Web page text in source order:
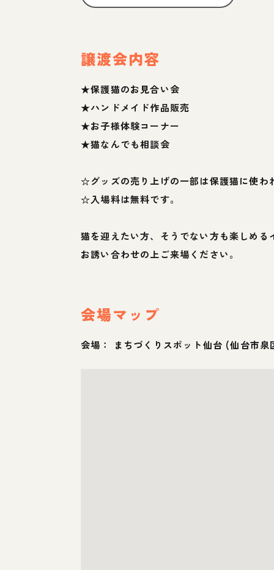
譲渡会内容
★保護猫のお見合い会
★ハンドメイド作品販売
★お子様体験コーナー
★猫なんでも相談会
☆グッズの売り上げの一部は保護猫に使わ
☆入場料は無料です。
猫を迎えたい方、そうでない方も楽しめる
お誘い合わせの上ご来場ください。
会場マップ
会場： まちづくりスポット仙台 (仙台市泉